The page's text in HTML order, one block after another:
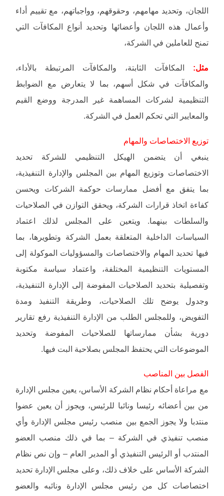
اللجان، وتحديد مهامهم، وحقوقهم، وواجباتهم، مع تقييم أداء
وأعمال هذه اللجان وأعضائها وتحديد أنواع المكافآت التي
تمنح للعاملين في الشركة،
مثل:
المكافآت الثابتة، والمكافآت المرتبطة بالأداء،
والمكافآت في شكل أسهم، بما لا يتعارض مع الضوابط
التنظيمية لشركات المساهمة غير المدرجة ووضع القيم
والمعايير التي تحكم العمل في الشركة.
توزيع الاختصاصات والمهام
ينبغي أن يتضمن الهيكل التنظيمي للشركة تحديد
الاختصاصات وتوزيع المهام بين المجلس والإدارة التنفيذية،
بما يتفق مع أفضل ممارسات حوكمة الشركات ويحسن
كفاءة اتخاذ قرارات الشركة، ويحقق التوازن في الصلاحيات
والسلطات بينهما. ويتعين على المجلس لذلك اعتماد
السياسات الداخلية المتعلقة بعمل الشركة وتطويرها، بما
فيها تحديد المهام والاختصاصات والمسؤوليات الموكولة إلى
المستويات التنظيمية المختلفة، واعتماد سياسة مكتوبة
وتفصيلية بتحديد الصلاحيات المفوضة إلى الإدارة التنفيذية،
وجدول يوضح تلك الصلاحيات، وطريقة التنفيذ ومدة
التفويض، وللمجلس الطلب من الإدارة التنفيذية رفع تقارير
دورية بشأن ممارساتها للصلاحيات المفوضة وتحديد
الموضوعات التي يحتفظ المجلس بصلاحية البت فيها.
الفصل بين المناصب
مع مراعاة أحكام نظام الشركة الأساس، يعين مجلس الإدارة
من بين أعضائه رئيسا ونائبا للرئيس، ويجوز أن يعين عضوا
منتدبا ولا يجوز الجمع بين منصب رئيس مجلس الإدارة وأي
منصب تنفيذي في الشركة – بما في ذلك منصب العضو
المنتدب أو الرئيس التنفيذي أو المدير العام – وإن نص نظام
الشركة الأساس على خلاف ذلك، وعلى مجلس الإدارة تحديد
اختصاصات كل من رئيس مجلس الإدارة ونائبه والعضو